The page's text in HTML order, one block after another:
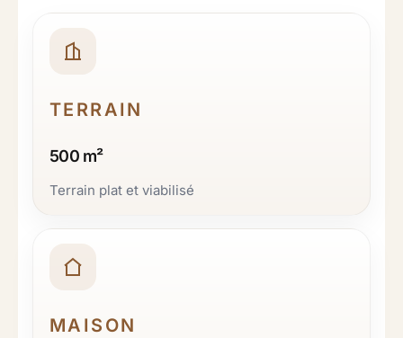
TERRAIN
500 m²
Terrain plat et viabilisé
MAISON